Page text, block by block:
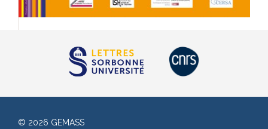
© 2026 GEMASS